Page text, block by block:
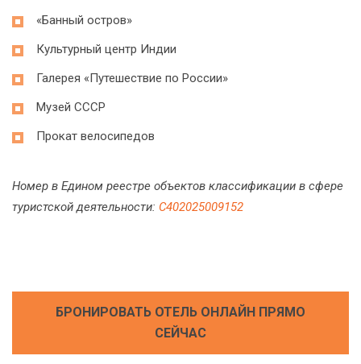
«Банный остров»
Культурный центр Индии
Галерея «Путешествие по России»
Музей СССР
Прокат велосипедов
Номер в Едином реестре объектов классификации в сфере
туристской деятельности: С402025009152
БРОНИРОВАТЬ ОТЕЛЬ ОНЛАЙН ПРЯМО
СЕЙЧАС